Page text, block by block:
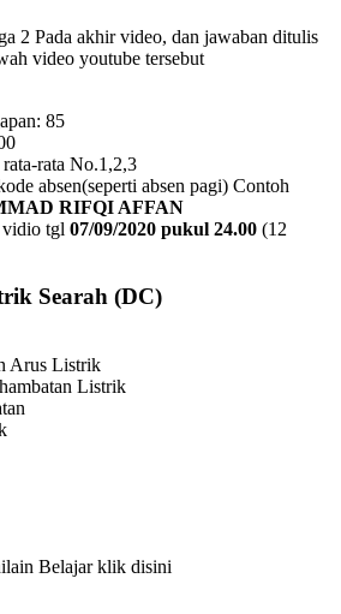
2 Pada akhir video, dan jawaban ditulis
video youtube tersebut
85
rata No.1,2,3
absen(seperti absen pagi) Contoh
RIFQI AFFAN
vidio tgl 07/09/2020 pukul 24.00 (12
Searah (DC)
Arus Listrik
Listrik
Belajar klik disini